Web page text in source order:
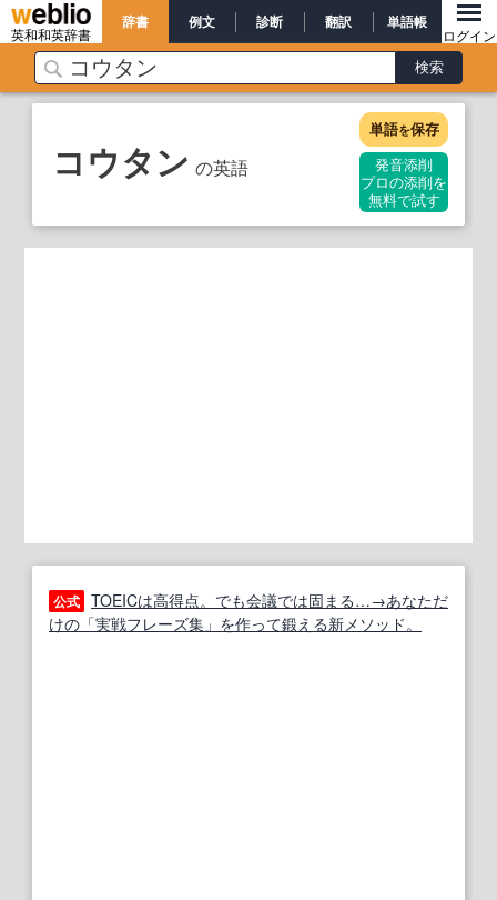
英和和英辞書
辞書 例文 診断 翻訳 単語帳
ログイン
コウタン の英語
単語を保存
発音添削
プロの添削を
無料で試す
公式 TOEICは高得点。でも会議では固まる…→あなただ
けの「実戦フレーズ集」を作って鍛える新メソッド。